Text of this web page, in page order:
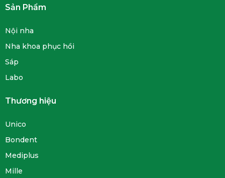
Sản Phẩm
Nội nha
Nha khoa phục hồi
Sáp
Labo
Thương hiệu
Unico
Bondent
Mediplus
Mille